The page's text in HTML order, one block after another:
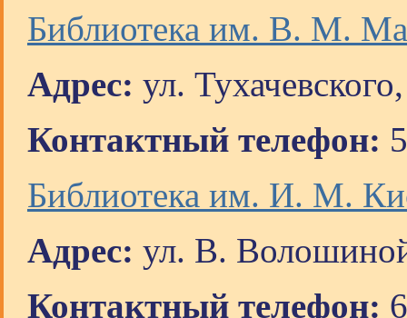
Библиотека им. В. М.
Адрес: ул.
Контактный телефон:
Библиотека им. И. М.
Адрес: ул. В.
Контактный телефон: